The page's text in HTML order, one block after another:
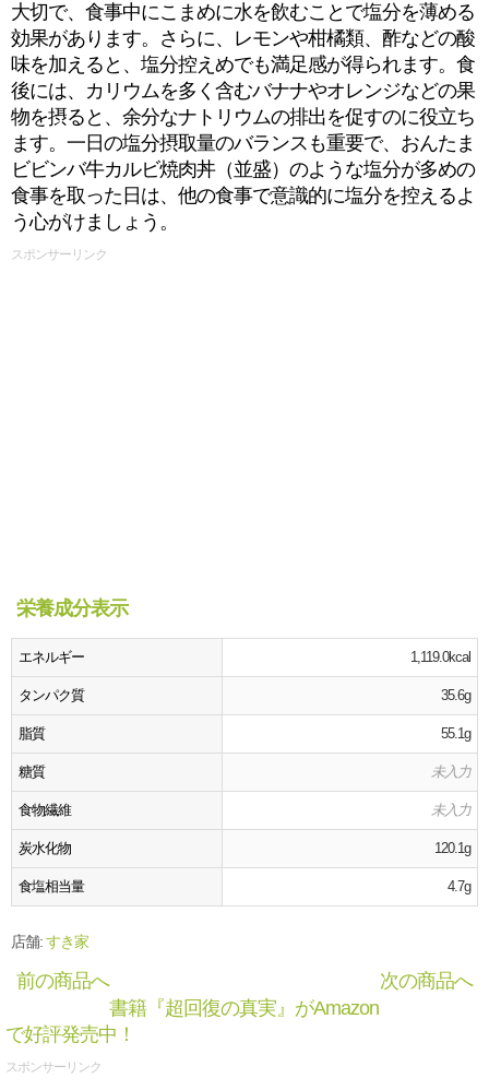
大切で、食事中にこまめに水を飲むことで塩分を薄める
効果があります。さらに、レモンや柑橘類、酢などの酸
味を加えると、塩分控えめでも満足感が得られます。食
後には、カリウムを多く含むバナナやオレンジなどの果
物を摂ると、余分なナトリウムの排出を促すのに役立ち
ます。一日の塩分摂取量のバランスも重要で、おんたま
ビビンバ牛カルビ焼肉丼（並盛）のような塩分が多めの
食事を取った日は、他の食事で意識的に塩分を控えるよ
う心がけましょう。
スポンサーリンク
栄養成分表示
エネルギー 1,119.0kcal
タンパク質 35.6g
脂質 55.1g
糖質 未入力
食物繊維 未入力
炭水化物 120.1g
食塩相当量 4.7g
店舗:すき家
前の商品へ
次の商品へ
書籍『超回復の真実』がAmazon
で好評発売中！
スポンサーリンク